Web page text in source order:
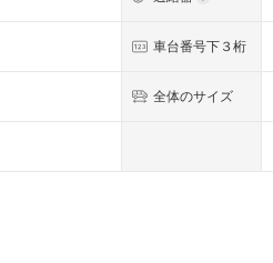
車台番号下３桁
全体のサイズ